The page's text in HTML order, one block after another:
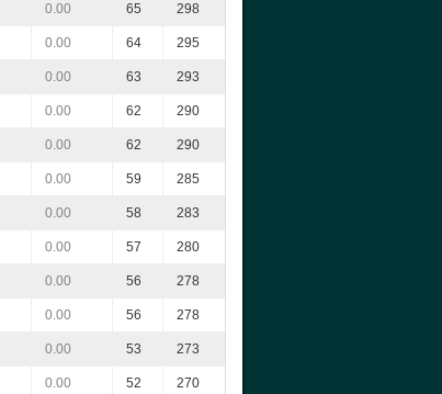
0.00 65 298
0.00 64 295
0.00 63 293
0.00 62 290
0.00 62 290
0.00 59 285
0.00 58 283
0.00 57 280
0.00 56 278
0.00 56 278
0.00 53 273
0.00 52 270